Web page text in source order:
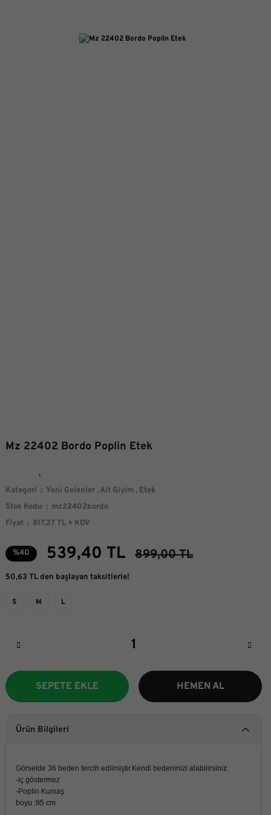
Mz 22402 Bordo Poplin Etek
Kategori Yeni Gelenler ,Alt Giyim , Etek
Stok Kodu
mz22402bordo
Fiyat
817,27 TL + KDV
%40 539,40 TL 899,00 TL
50,63 TL den başlayan taksitlerle!
S M L
SEPETE EKLE HEMEN AL
Ürün Bilgileri
Görselde 36 beden tercih edilmiştir.Kendi bedeninizi alabilirsiniz.
-iç göstermez
-Poplin Kumaş
boyu :95 cm